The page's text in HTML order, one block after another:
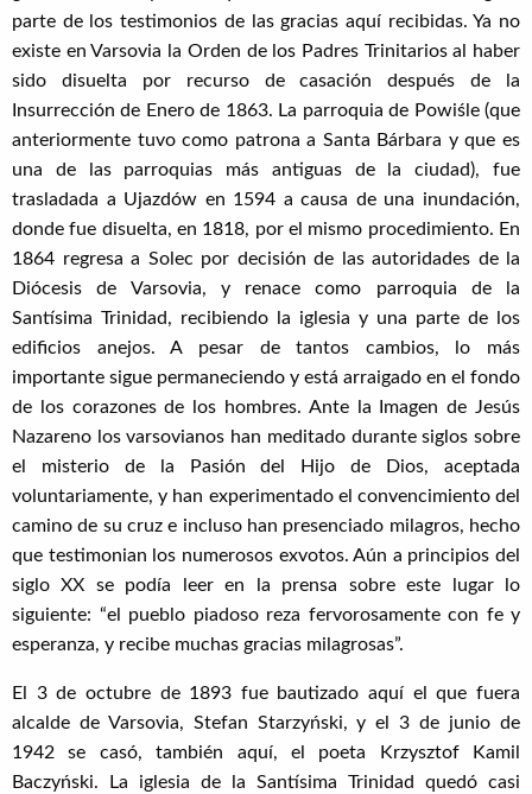
parte de los testimonios de las gracias aquí recibidas. Ya no
existe en Varsovia la Orden de los Padres Trinitarios al haber
sido disuelta por recurso de casación después de la
Insurrección de Enero de 1863. La parroquia de Powiśle (que
anteriormente tuvo como patrona a Santa Bárbara y que es
una de las parroquias más antiguas de la ciudad), fue
trasladada a Ujazdów en 1594 a causa de una inundación,
donde fue disuelta, en 1818, por el mismo procedimiento. En
1864 regresa a Solec por decisión de las autoridades de la
Diócesis de Varsovia, y renace como parroquia de la
Santísima Trinidad, recibiendo la iglesia y una parte de los
edificios anejos. A pesar de tantos cambios, lo más
importante sigue permaneciendo y está arraigado en el fondo
de los corazones de los hombres. Ante la Imagen de Jesús
Nazareno los varsovianos han meditado durante siglos sobre
el misterio de la Pasión del Hijo de Dios, aceptada
voluntariamente, y han experimentado el convencimiento del
camino de su cruz e incluso han presenciado milagros, hecho
que testimonian los numerosos exvotos. Aún a principios del
siglo XX se podía leer en la prensa sobre este lugar lo
siguiente: “el pueblo piadoso reza fervorosamente con fe y
esperanza, y recibe muchas gracias milagrosas”.
El 3 de octubre de 1893 fue bautizado aquí el que fuera
alcalde de Varsovia, Stefan Starzyński, y el 3 de junio de
1942 se casó, también aquí, el poeta Krzysztof Kamil
Baczyński. La iglesia de la Santísima Trinidad quedó casi